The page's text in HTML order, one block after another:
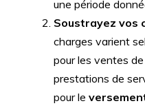
une période
Soustrayez vos
charges varient
pour les ventes
prestations de
pour le